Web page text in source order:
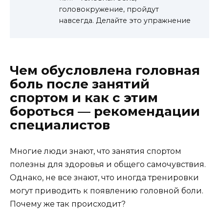
головокружение, пройдут
навсегда. Делайте это упражнение
Чем обусловлена головная
боль после занятий
спортом и как с этим
бороться — рекомендации
специалистов
Многие люди знают, что занятия спортом
полезны для здоровья и общего самочувствия.
Однако, не все знают, что иногда тренировки
могут приводить к появлению головной боли.
Почему же так происходит?